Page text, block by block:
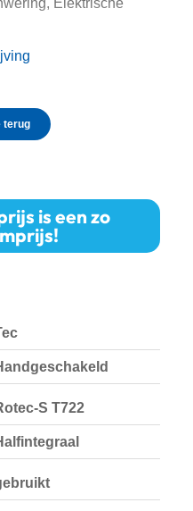
Elektrische
terug
is een zo
S T722